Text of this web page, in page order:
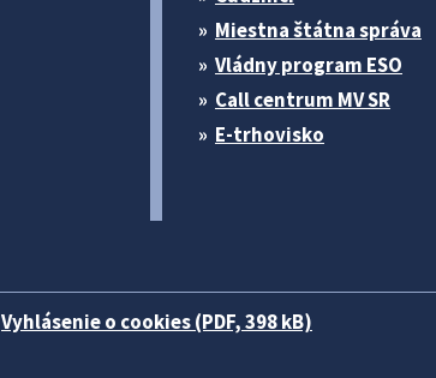
Miestna štátna správa
Vládny program ESO
Call centrum MV SR
E-trhovisko
Vyhlásenie o cookies (PDF, 398 kB)